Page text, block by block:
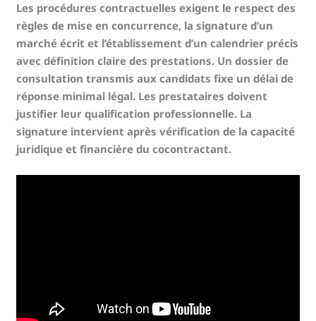
Les procédures contractuelles exigent le respect des
règles de mise en concurrence, la signature d’un
marché écrit et l’établissement d’un calendrier précis
avec définition claire des prestations. Un dossier de
consultation transmis aux candidats fixe un délai de
réponse minimal légal. Les prestataires doivent
justifier leur qualification professionnelle. La
signature intervient après vérification de la capacité
juridique et financière du cocontractant.